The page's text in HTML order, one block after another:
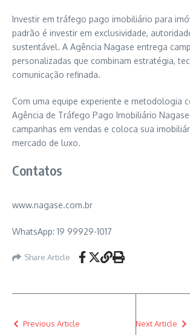
Investir em tráfego pago imobiliário para
padrão é investir em exclusividade,
sustentável. A Agência Nagase entrega
personalizadas que combinam estratégia,
comunicação refinada.
Com uma equipe experiente e metodologia
Agência de Tráfego Pago Imobiliário
campanhas em vendas e coloca sua
mercado de luxo.
Contatos
www.nagase.com.br
WhatsApp: 19 99929-1017
Share Article
Previous Article Next Article